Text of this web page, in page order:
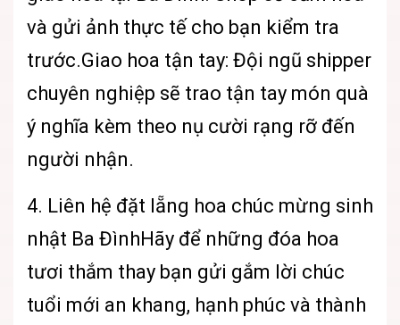
và gửi ảnh thực tế cho bạn kiểm tra
trước.Giao hoa tận tay: Đội ngũ shipper
chuyên nghiệp sẽ trao tận tay món quà
ý nghĩa kèm theo nụ cười rạng rỡ đến
người nhận.
4. Liên hệ đặt lẵng hoa chúc mừng sinh
nhật Ba ĐìnhHãy để những đóa hoa
tươi thắm thay bạn gửi gắm lời chúc
tuổi mới an khang, hạnh phúc và thành